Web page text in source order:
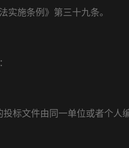
实施条例》第三十九条。
标文件由同一单位或者个人编